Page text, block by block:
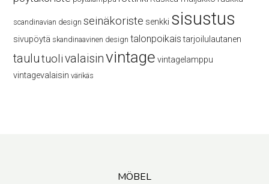
scandinavian design seinäkoriste senkki sisustus
sivupöytä skandinaavinen design talonpoikais tarjoilulautanen
taulutuolivalaisinvintage vintagelamppu
vintagevalaisin värikäs
MÖBEL